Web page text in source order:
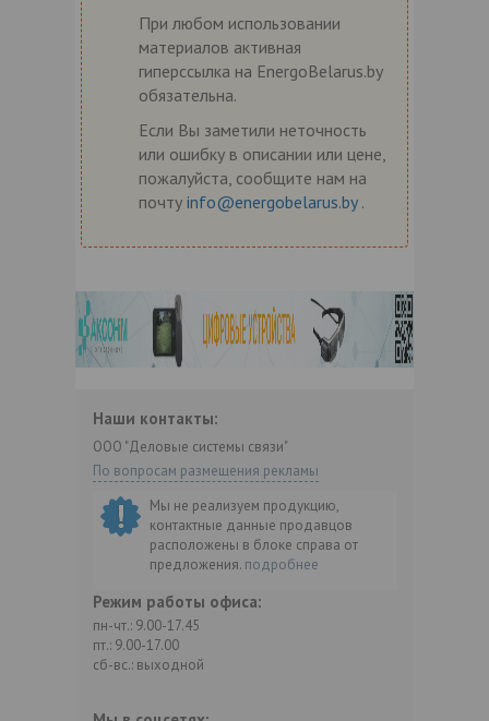
При любом использовании
материалов активная
гиперссылка на EnergoBelarus.by
обязательна.
Если Вы заметили неточность
или ошибку в описании или цене,
пожалуйста, сообщите нам на
почту info@energobelarus.by .
Наши контакты:
ООО "Деловые системы связи"
По вопросам размещения рекламы
Мы не реализуем продукцию,
контактные данные продавцов
расположены в блоке справа от
предложения. подробнее
Режим работы офиса:
пн-чт.: 9.00-17.45
пт.: 9.00-17.00
сб-вс.: выходной